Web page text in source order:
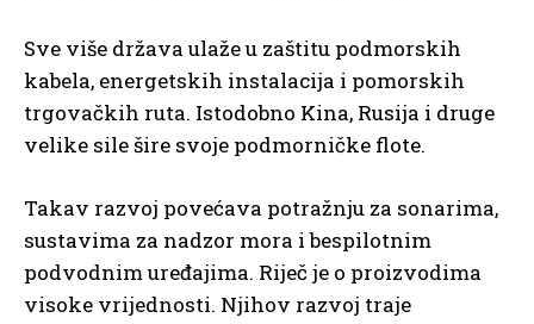
Sve više država ulaže u zaštitu podmorskih
kabela, energetskih instalacija i pomorskih
trgovačkih ruta. Istodobno Kina, Rusija i druge
velike sile šire svoje podmorničke flote.
Takav razvoj povećava potražnju za sonarima,
sustavima za nadzor mora i bespilotnim
podvodnim uređajima. Riječ je o proizvodima
visoke vrijednosti. Njihov razvoj traje